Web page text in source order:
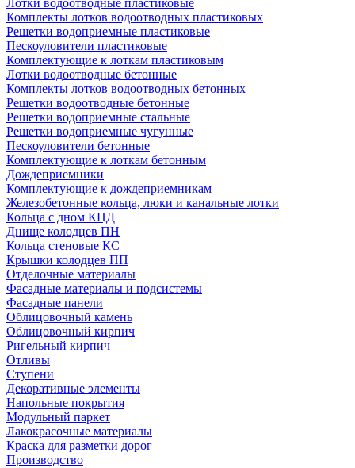
Лотки водоотводные пластиковые
Комплекты лотков водоотводных пластиковых
Решетки водоприемные пластиковые
Пескоуловители пластиковые
Комплектующие к лоткам пластиковым
Лотки водоотводные бетонные
Комплекты лотков водоотводных бетонных
Решетки водоотводные бетонные
Решетки водоприемные стальные
Решетки водоприемные чугунные
Пескоуловители бетонные
Комплектующие к лоткам бетонным
Дождеприемники
Комплектующие к дождеприемникам
Железобетонные кольца, люки и канальные лотки
Кольца с дном КЦД
Днище колодцев ПН
Кольца стеновые КС
Крышки колодцев ПП
Отделочные материалы
Фасадные материалы и подсистемы
Фасадные панели
Облицовочный камень
Облицовочный кирпич
Ригельный кирпич
Отливы
Ступени
Декоративные элементы
Напольные покрытия
Модульный паркет
Лакокрасочные материалы
Краска для разметки дорог
Производство